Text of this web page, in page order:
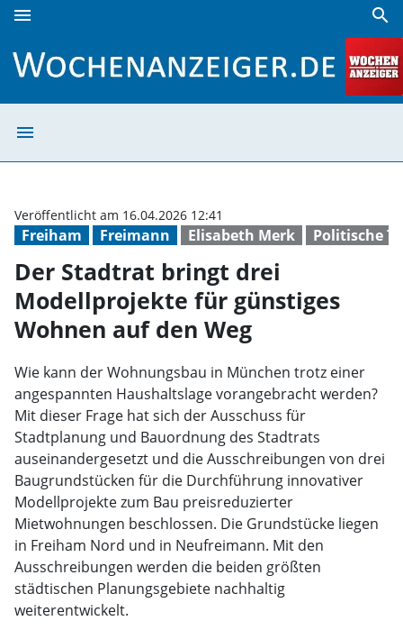
menu search
menu
Freiham Freimann Elisabeth Merk Politische
Veröffentlicht am 16.04.2026 12:41
Der Stadtrat bringt drei
Modellprojekte für günstiges
Wohnen auf den Weg
Wie kann der Wohnungsbau in München trotz einer
angespannten Haushaltslage vorangebracht werden?
Mit dieser Frage hat sich der Ausschuss für
Stadtplanung und Bauordnung des Stadtrats
auseinandergesetzt und die Ausschreibungen von drei
Baugrundstücken für die Durchführung innovativer
Modellprojekte zum Bau preisreduzierter
Mietwohnungen beschlossen. Die Grundstücke liegen
in Freiham Nord und in Neufreimann. Mit den
Ausschreibungen werden die beiden größten
städtischen Planungsgebiete nachhaltig
weiterentwickelt.